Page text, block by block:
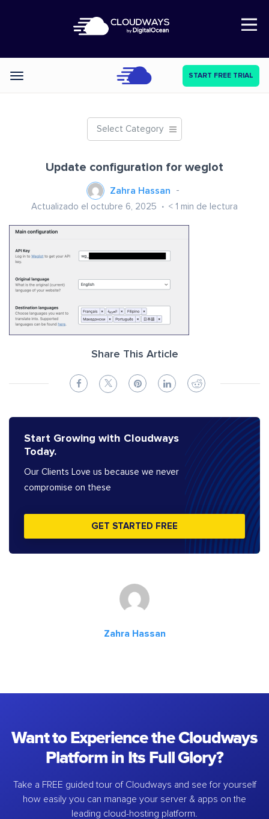
Open Nav
Categories START FREE TRIAL
Select Category
Update configuration for weglot
Zahra Hassan
Actualizado el octubre 6, 2025 < 1 min de lectura
Share This Article
Start Growing with Cloudways
Today.
Our Clients Love us because we never
compromise on these
GET STARTED FREE
Zahra Hassan
Want to Experience the Cloudways
Platform in Its Full Glory?
Take a FREE guided tour of Cloudways and see for yourself
how easily you can manage your server & apps on the
leading cloud-hosting platform.